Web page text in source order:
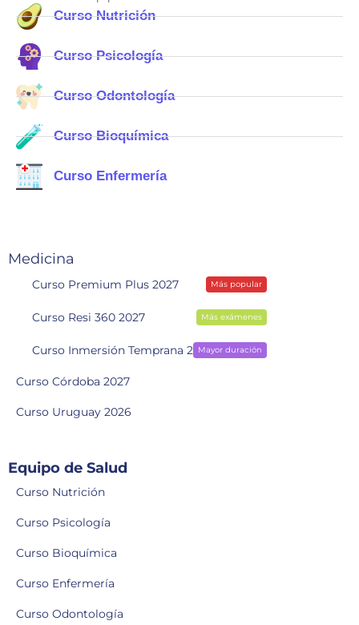
Curso Nutrición
Curso Psicología
Curso Odontología
Curso Bioquímica
Curso Enfermería
Medicina
Curso Premium Plus 2027 Más popular
Curso Resi 360 2027 Más exámenes
Curso Inmersión Temprana 2028Mayor duración
Curso Córdoba 2027
Curso Uruguay 2026
Equipo de Salud
Curso Nutrición
Curso Psicología
Curso Bioquímica
Curso Enfermería
Curso Odontología